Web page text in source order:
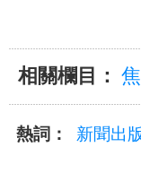
相關欄目：
熱詞： 新聞出